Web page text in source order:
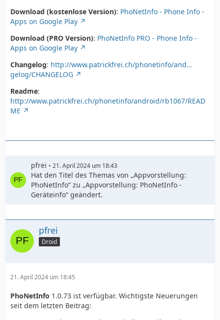
Download (kostenlose Version): PhoNetInfo - Phone Info -
Apps on Google Play
Download (PRO Version): PhoNetInfo PRO - Phone Info -
Apps on Google Play
Changelog: http://www.patrickfrei.ch/phonetinfo/and…
gelog/CHANGELOG
Readme:
http://www.patrickfrei.ch/phonetinfo/android/rb1067/READ
ME
pfrei 21. April 2024 um 18:43
Hat den Titel des Themas von „Appvorstellung:
PhoNetInfo“ zu „Appvorstellung: PhoNetInfo -
Geräteinfo“ geändert.
pfrei
Droid
21. April 2024 um 18:45
PhoNetInfo 1.0.73 ist verfügbar. Wichtigste Neuerungen
seit dem letzten Beitrag: